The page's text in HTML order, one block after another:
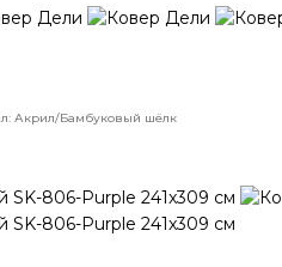
Акрил/Бамбуковый шёлк